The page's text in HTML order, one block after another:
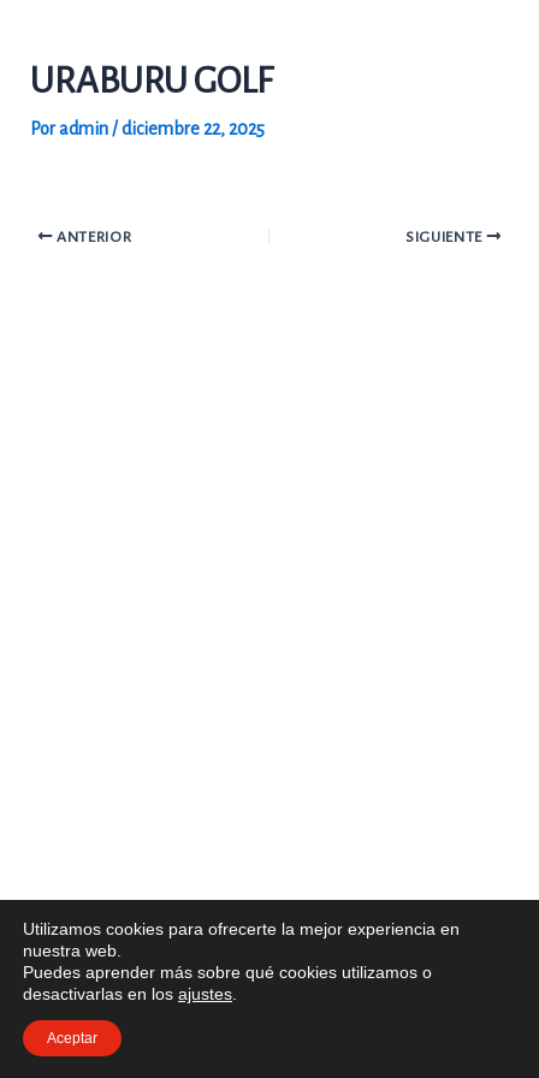
contenido
URABURU GOLF
Poradmin /diciembre 22, 2025
ANTERIOR SIGUIENTE
Utilizamos cookies para ofrecerte la mejor experiencia en
nuestra web.
Puedes aprender más sobre qué cookies utilizamos o
desactivarlas en los ajustes
Aceptar